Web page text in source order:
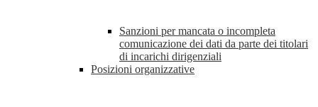
Sanzioni per mancata o incompleta
comunicazione dei dati da parte dei titolari
di incarichi dirigenziali
Posizioni organizzative